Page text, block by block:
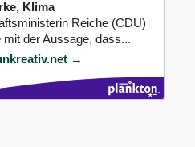
Klima
Reiche (CDU)
der Aussage, dass...
→